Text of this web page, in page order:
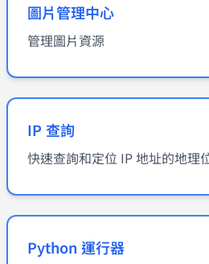
圖片管理中心
管理圖片資源
IP 查詢
快速查詢和定位 IP 地址的地理
Python 運行器